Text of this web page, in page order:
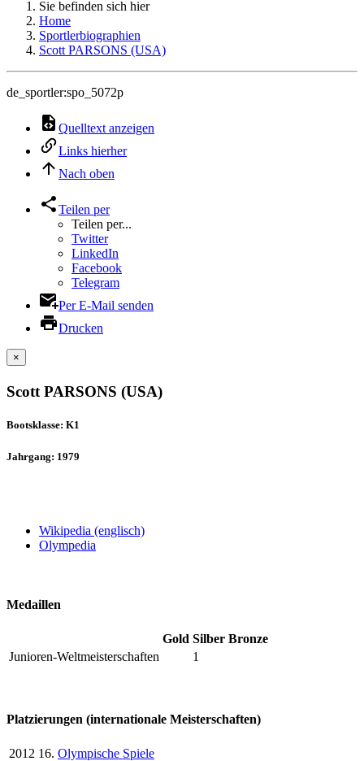
Sie befinden sich hier
Home
Sportlerbiographien
Scott PARSONS (USA)
de_sportler:spo_5072p
Quelltext anzeigen
Links hierher
Nach oben
Teilen per
Teilen per...
Twitter
LinkedIn
Facebook
Telegram
Per E-Mail senden
Drucken
×
Scott PARSONS (USA)
Bootsklasse: K1
Jahrgang: 1979
Wikipedia (englisch)
Olympedia
Medaillen
Gold Silber Bronze
Junioren-Weltmeisterschaften
1
Platzierungen (internationale Meisterschaften)
2012 16. Olympische Spiele